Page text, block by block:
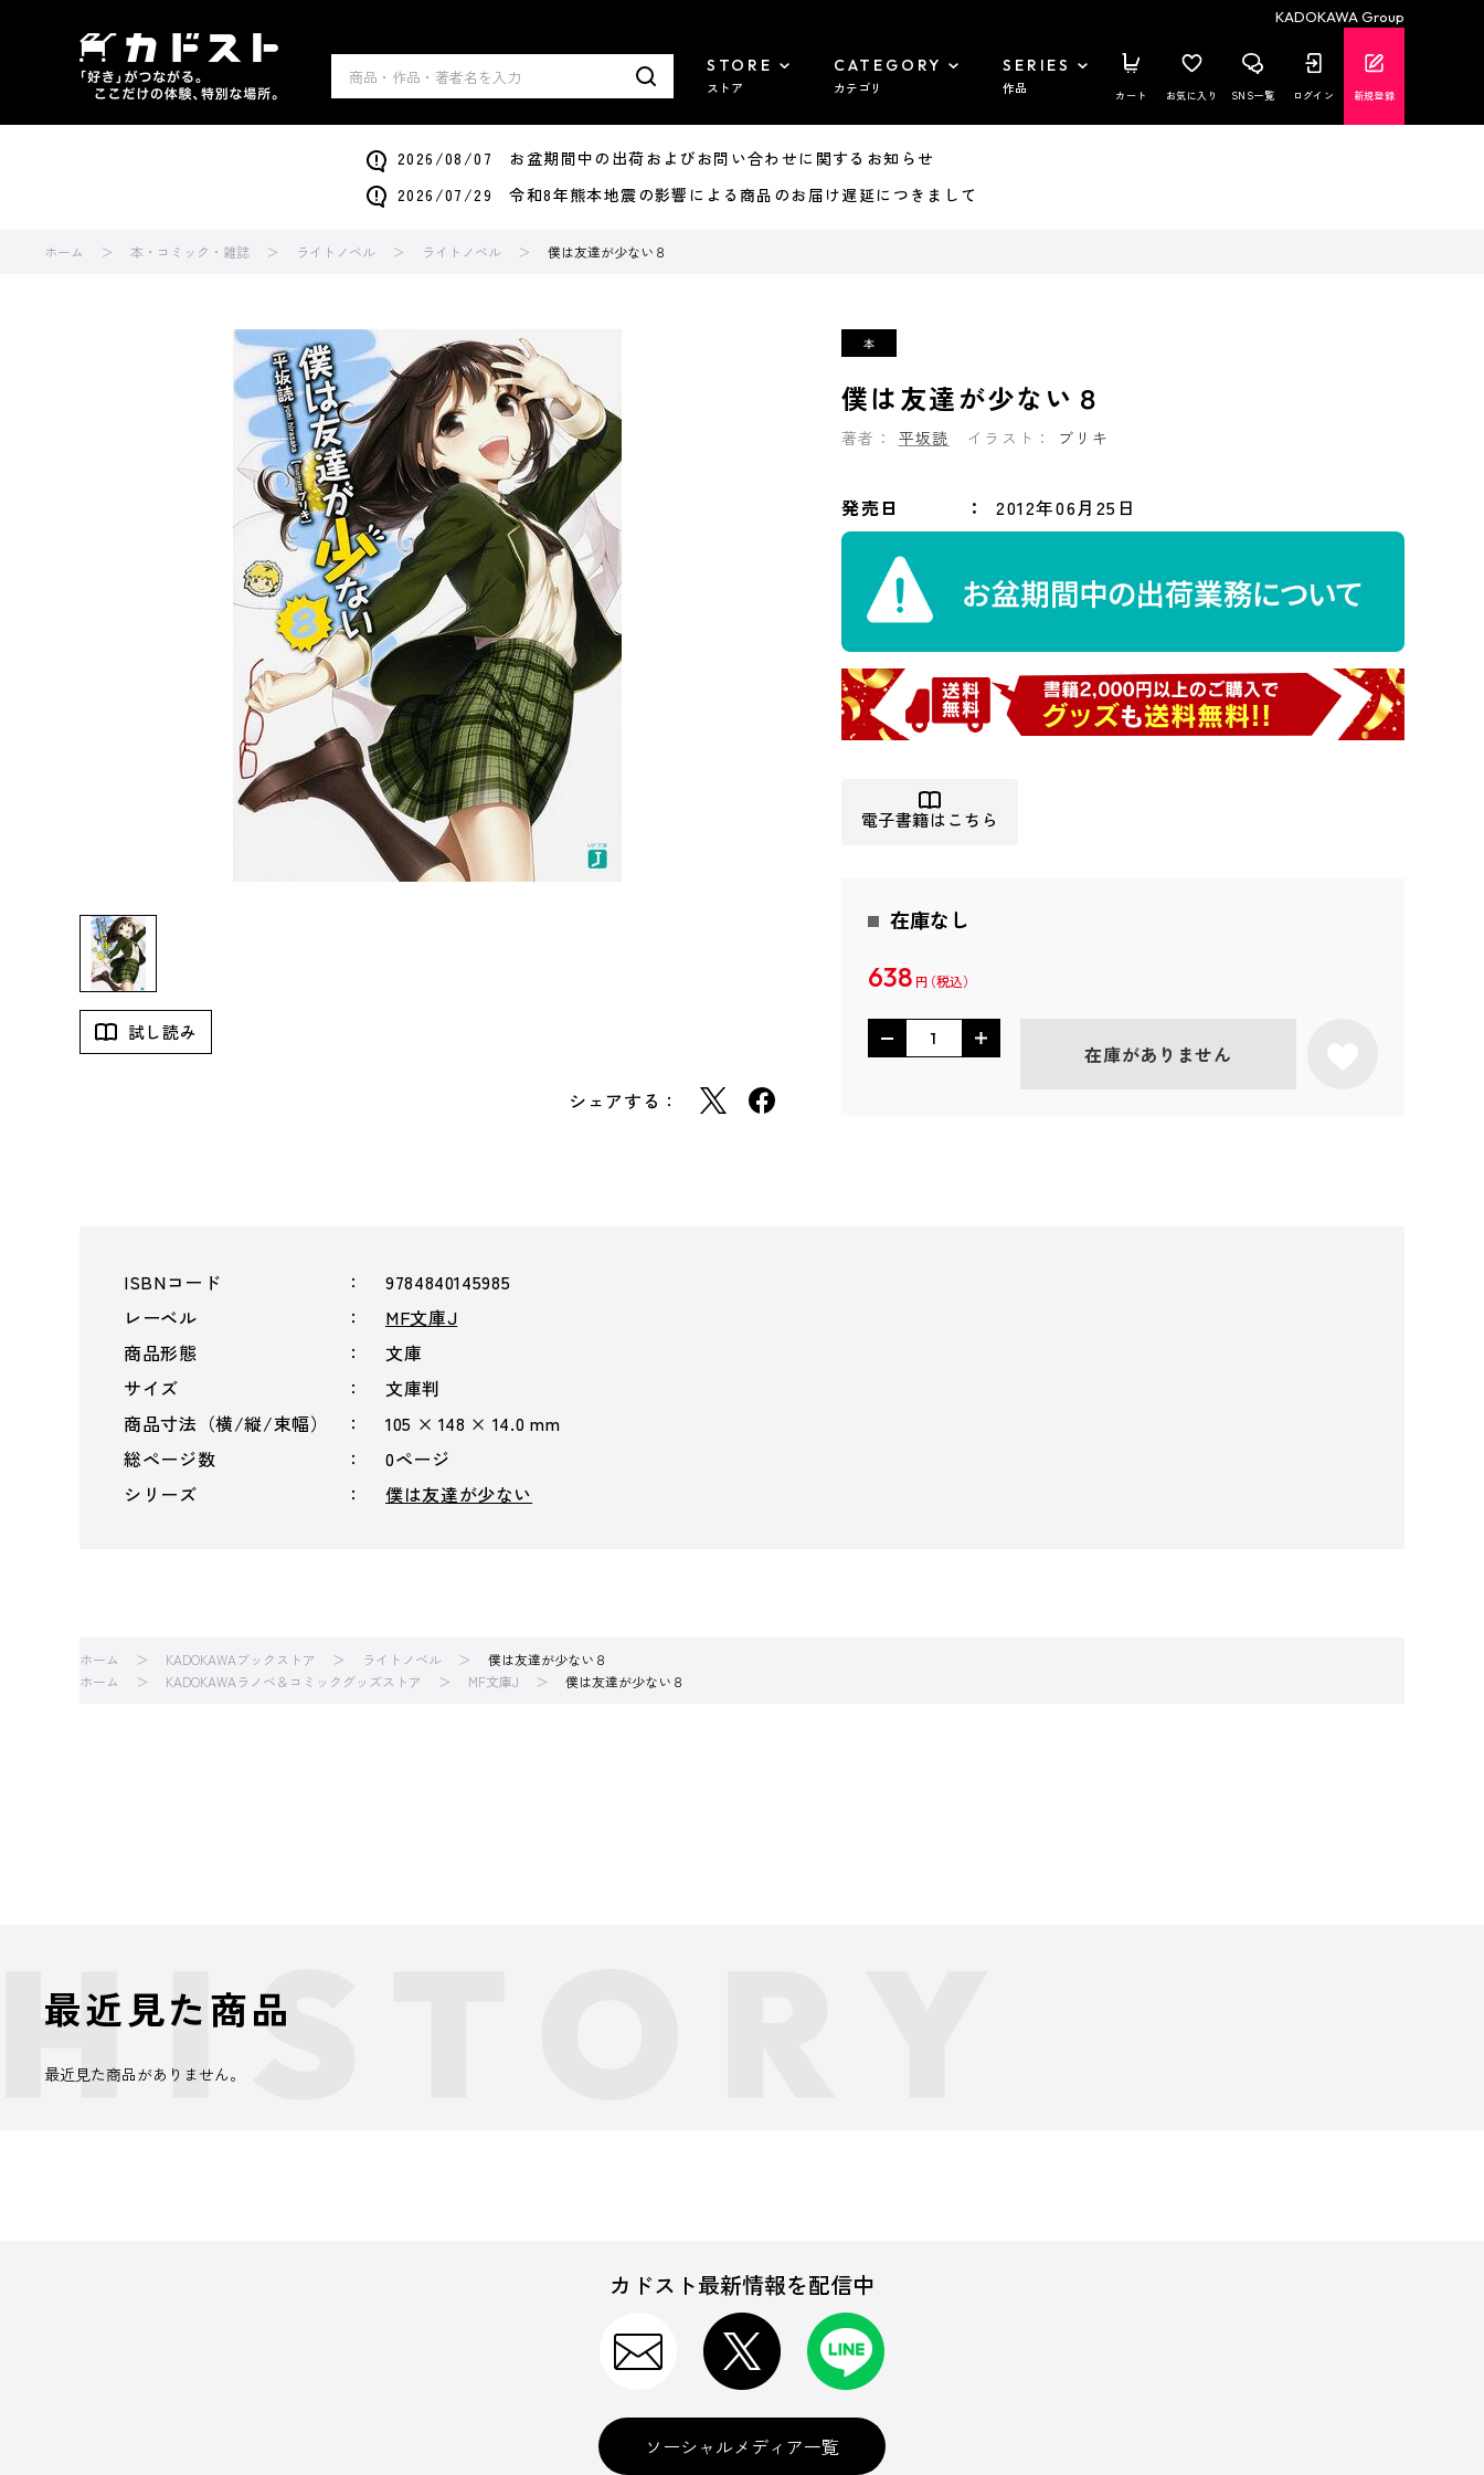
KADOKAWA Group
STORE
ストア
CATEGORY
カテゴリ
SERIES
作品 カート お気に入り SNS一覧 ログイン 新規登録
2026/08/07 お盆期間中の出荷およびお問い合わせに関するお知らせ
2026/07/29 令和8年熊本地震の影響による商品のお届け遅延につきまして
ホーム 本・コミック・雑誌 ライトノベル ライトノベル 僕は友達が少ない８
試し読み
シェアする：
僕は友達が少ない８
著者： 平坂読 イラスト： ブリキ
発売日 2012年06月25日
電子書籍はこちら
在庫なし
638 円
在庫がありません
ISBNコード
9784840145985
レーベル
MF文庫J
商品形態
文庫
サイズ
文庫判
商品寸法（横/縦/束幅）
105 × 148 × 14.0 mm
総ページ数
0ページ
シリーズ
僕は友達が少ない
ホーム KADOKAWAブックストア ライトノベル
僕は友達が少ない８
ホーム
KADOKAWAラノベ＆コミックグッズストア MF文庫J 僕は友達が少ない８
最近見た商品
最近見た商品がありません。
カドスト最新情報を配信中
ソーシャルメディア一覧